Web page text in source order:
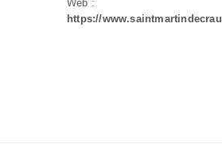
Web :
https://